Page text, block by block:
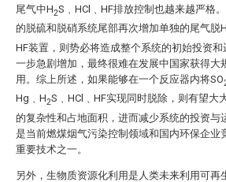
尾气中H2S﹑HCl﹑HF排放控制也越来越严格
的脱硫和脱硝系统尾部再次增加单独的尾气脱H
HF装置，则势必将造成整个系统的初始投资和
一步急剧增加，最终很难在发展中国家获得大
用。综上所述，如果能够在一个反应器内将SO
Hg﹑H2S﹑HCl﹑HF实现同时脱除，则有望大
的复杂性和占地面积，进而减少系统的投资与
是当前燃煤烟气污染控制领域和国内环保企业
重要技术之一。
另外，生物质资源化利用是人类未来利用可再